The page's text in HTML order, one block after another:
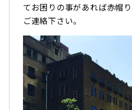
てお困りの事があれば赤帽
ご連絡下さい。